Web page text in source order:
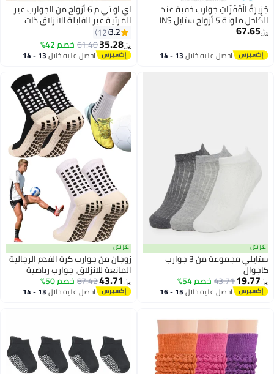
​جَزِيرَةُ الْقَفَزَاتِ جوارب خفية عند
الكاحل ملونة 5 أزواج ستايل INS
﷼‏67.65
احصل عليه خلال 13 - 14
اغسطس
3
اي او تي م 6 أزواج من الجوارب غير
المرئية غير القابلة للانزلاق ذات
القصة المنخفضة جدًا للنساء
3.2
12
﷼‏35.28
61.40خصم 42%
احصل عليه خلال 13 - 14
اغسطس
عرض
ستايلي مجموعة من 3 جوارب
كاجوال
﷼‏19.77
43.71خصم 54%
احصل عليه خلال 15 - 16
عرض
زوجان من جوارب كرة القدم الرجالية
المانعة للانزلاق، جوارب رياضية
مضادة للانزلاق، جوارب كرة قدم
وكرة سلة مانعة للانزلاق مع
﷼‏43.71
87.42خصم 50%
احصل عليه خلال 13 - 14